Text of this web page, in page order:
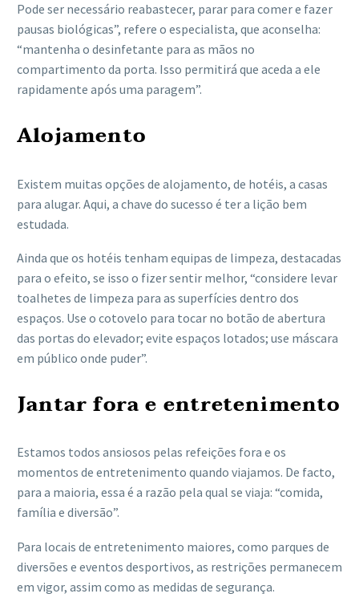
Pode ser necessário reabastecer, parar para comer e fazer
pausas biológicas”, refere o especialista, que aconselha:
“mantenha o desinfetante para as mãos no
compartimento da porta. Isso permitirá que aceda a ele
rapidamente após uma paragem”.
Alojamento
Existem muitas opções de alojamento, de hotéis, a casas
para alugar. Aqui, a chave do sucesso é ter a lição bem
estudada.
Ainda que os hotéis tenham equipas de limpeza, destacadas
para o efeito, se isso o fizer sentir melhor, “considere levar
toalhetes de limpeza para as superfícies dentro dos
espaços. Use o cotovelo para tocar no botão de abertura
das portas do elevador; evite espaços lotados; use máscara
em público onde puder”.
Jantar fora e entretenimento
Estamos todos ansiosos pelas refeições fora e os
momentos de entretenimento quando viajamos. De facto,
para a maioria, essa é a razão pela qual se viaja: “comida,
família e diversão”.
Para locais de entretenimento maiores, como parques de
diversões e eventos desportivos, as restrições permanecem
em vigor, assim como as medidas de segurança.